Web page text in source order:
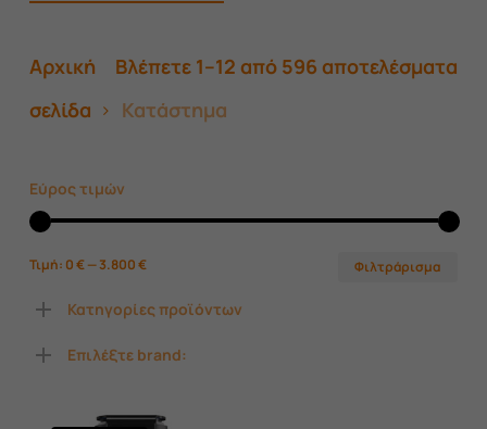
Βλέπετε 1–12 από 596 αποτελέσματα
Αρχική
σελίδα
Κατάστημα
Εύρος τιμών
Φιλτράρισμα
Τιμή: 0 €—3.800 €
Κατηγορίες προϊόντων
Επιλέξτε brand: